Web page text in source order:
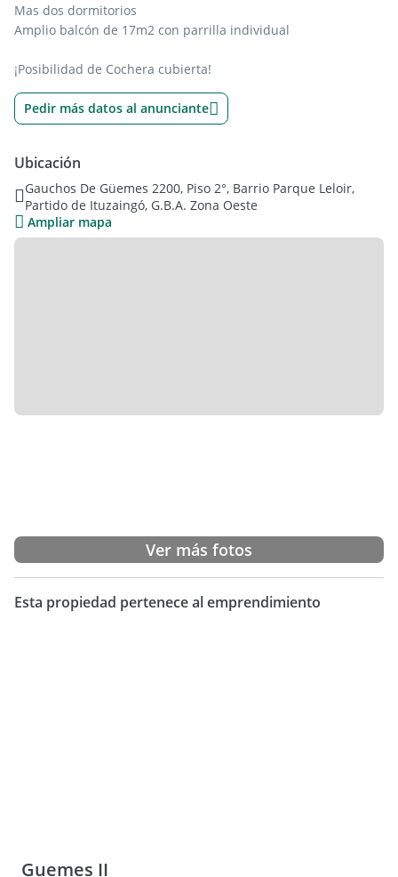
Mas dos dormitorios
Amplio balcón de 17m2 con parrilla individual
¡Posibilidad de Cochera cubierta!
Pedir más datos al anunciante
Ubicación
Gauchos De Güemes 2200, Piso 2°, Barrio Parque Leloir,
Partido de Ituzaingó, G.B.A. Zona Oeste
Ampliar mapa
Ver más fotos
Esta propiedad pertenece al emprendimiento
Guemes II